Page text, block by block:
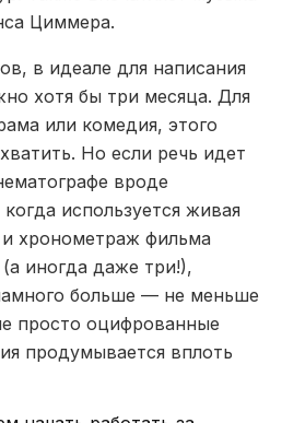
Циммера.
в идеале для написания
хотя бы три месяца. Для
или комедия, этого
Но если речь идет
вроде
используется живая
хронометраж фильма
иногда даже три!),
больше — не меньше
просто оцифрованные
продумывается вплоть